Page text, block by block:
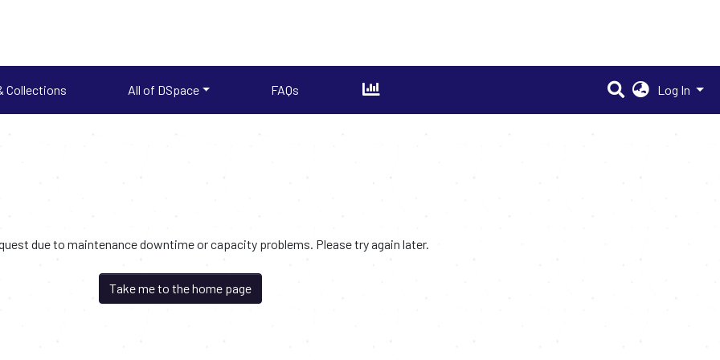
Collections All of DSpace FAQs Log In
due to maintenance downtime or capacity problems. Please try again later.
Take me to the home page